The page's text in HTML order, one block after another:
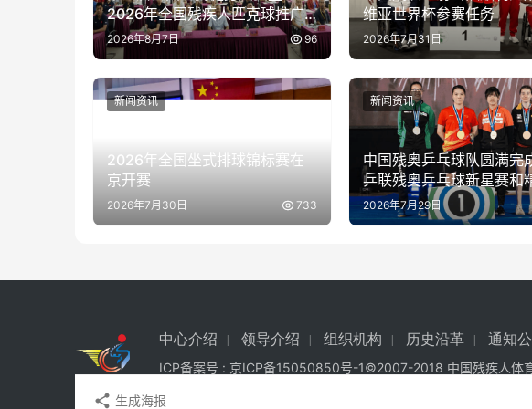
生成海报
2026年全国残疾人匹克球推广
活动在京举办
2026年8月7日 96
维亚世界杯参赛任务
2026年7月31日
2026年全国坐式排球锦标赛在
京开赛
2026年7月30日 733
新闻资讯
中国残奥乒乓球队圆满完
乒联残奥乒乓球新星赛和
泰国站参赛任务
2026年7月29日
新闻资讯
中心介绍 领导介绍 组织机构 历史沿革 通知
ICP备案号 : 京ICP备15050850号-1©2007-2018 中国残疾人体